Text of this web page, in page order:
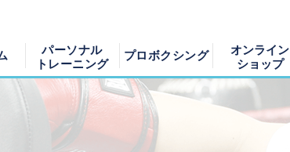
パーソナル
トレーニング
プロボクシング
オンライン
ショップ